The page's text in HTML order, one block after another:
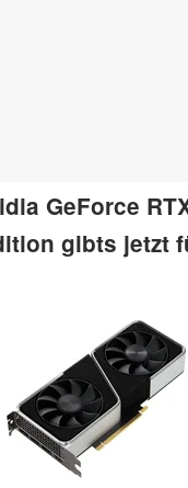
GeForce
gibts jetzt